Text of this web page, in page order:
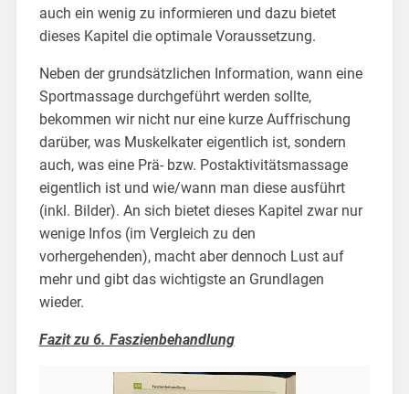
auch ein wenig zu informieren und dazu bietet
dieses Kapitel die optimale Voraussetzung.
Neben der grundsätzlichen Information, wann eine
Sportmassage durchgeführt werden sollte,
bekommen wir nicht nur eine kurze Auffrischung
darüber, was Muskelkater eigentlich ist, sondern
auch, was eine Prä- bzw. Postaktivitätsmassage
eigentlich ist und wie/wann man diese ausführt
(inkl. Bilder). An sich bietet dieses Kapitel zwar nur
wenige Infos (im Vergleich zu den
vorhergehenden), macht aber dennoch Lust auf
mehr und gibt das wichtigste an Grundlagen
wieder.
Fazit zu 6. Faszienbehandlung